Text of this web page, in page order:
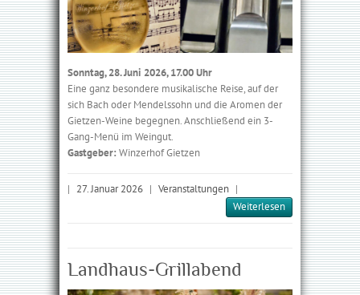
Sonntag, 28. Juni 2026, 17.00 Uhr
Eine ganz besondere musikalische Reise, auf der
sich Bach oder Mendelssohn und die Aromen der
Gietzen-Weine begegnen. Anschließend ein 3-
Gang-Menü im Weingut.
Gastgeber: Winzerhof Gietzen
| 27. Januar 2026 | Veranstaltungen |
Weiterlesen
Landhaus-Grillabend